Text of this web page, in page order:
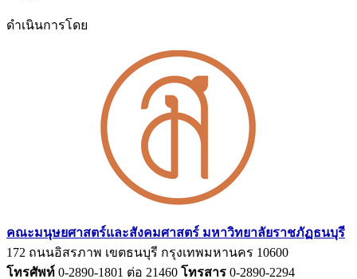
ดำเนินการโดย
คณะมนุษยศาสตร์และสังคมศาสตร์ มหาวิทยาลัยราชภัฏธนบุรี
172 ถนนอิสรภาพ เขตธนบุรี กรุงเทพมหานคร 10600
โทรศัพท์ 0-2890-1801 ต่อ 21460 โทรสาร 0-2890-2294